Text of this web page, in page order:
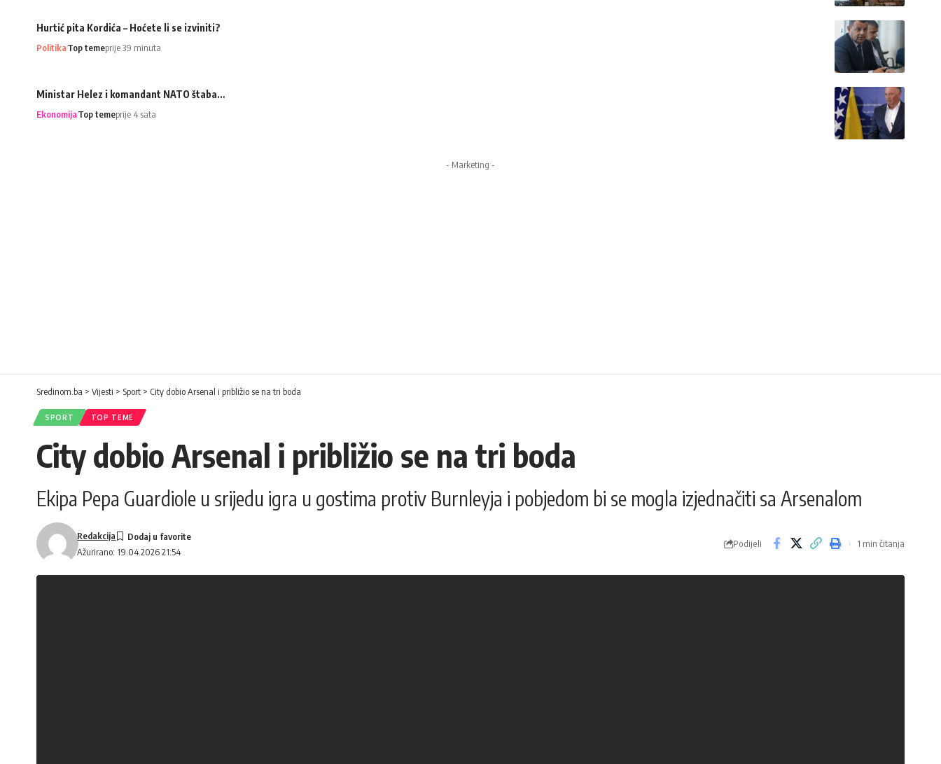
Hurtić pita Kordića – Hoćete li se izviniti?
PolitikaTop temeprije 39 minuta
Ministar Helez i komandant NATO štaba…
EkonomijaTop temeprije 4 sata
- Marketing -
Sredinom.ba > Vijesti > Sport > City dobio Arsenal i približio se na tri boda
SPORT TOP TEME
City dobio Arsenal i približio se na tri boda
Ekipa Pepa Guardiole u srijedu igra u gostima protiv Burnleyja i pobjedom bi se mogla izjednačiti sa Arsenalom
Ažurirano: 19.04.2026 21:54
Redakcija
Podijeli 1 min čitanja